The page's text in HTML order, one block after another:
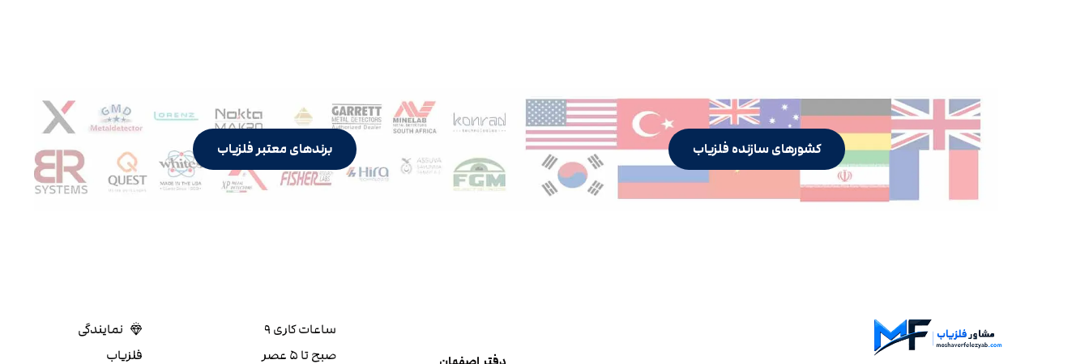
کشورهای سازنده فلزیاب برندهای معتبر فلزیاب
ساعات کاری ۹
صبح تا ۵ عصر
نمایندگی
فلزیاب